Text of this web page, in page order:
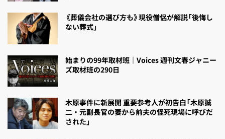
《葬儀会社の選び方も》現役僧侶が解説「後悔し
ない葬式」
始まりの99年取材班｜Voices 週刊文春ジャニー
ズ取材班の290日
木原事件に新展開 重要参考人が初告白「木原誠
二・元副長官の妻から前夫の怪死現場に呼びだ
された」